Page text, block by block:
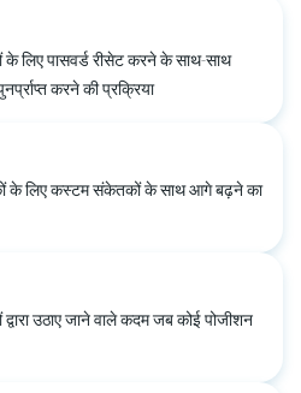
के लिए पासवर्ड रीसेट करने के साथ-साथ
करने की प्रक्रिया
के लिए कस्टम संकेतकों के साथ आगे बढ़ने का
उठाए जाने वाले कदम जब कोई पोजीशन